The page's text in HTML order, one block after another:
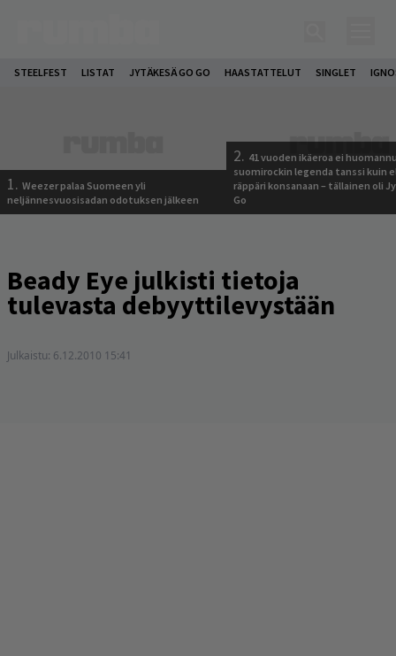
STEELFEST LISTAT JYTÄKESÄ GO GO HAASTATTELUT SINGLET
1. Weezer palaa Suomeen yli
neljännesvuosisadan odotuksen jälkeen
2. 41 vuoden ikäeroa ei
suomirockin legenda tanssi kuin
räppäri konsanaan – tällainen oli
Go
Beady Eye julkisti tietoja
tulevasta debyyttilevystään
Julkaistu: 6.12.2010 15:41